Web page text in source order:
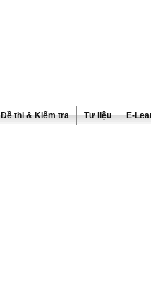
Đề thi & Kiểm tra Tư liệu E-